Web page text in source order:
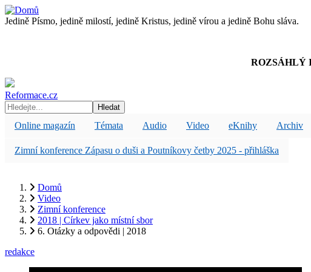
Přejít
k
Jedině Písmo, jedině milostí, jedině Kristus, jedině vírou a jedině Bohu sláva.
ROZSÁHLÝ
Reformace.cz
Hledat
Online magazín
Témata Audio Video eKnihy Archiv
Zimní konference Zápasu o duši a Poutníkovy četby 2025 - přihláška
Drobečková
navigace
Domů
Video
Zimní konference
2018 | Církev jako místní sbor
6. Otázky a odpovědi | 2018
6. Otázky a odpovědi | 2018
redakce